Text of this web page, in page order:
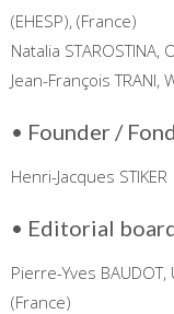
(EHESP), (France)
Natalia
Jean-François
• Founder /
Henri-Jacques STIKER
• Editorial
Pierre-Yves
(France)